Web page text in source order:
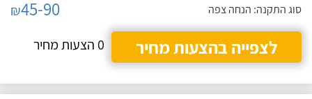
סוג התקנה: הנחה צפה
₪45-90
לצפייה בהצעות מחיר
0 הצעות מחיר